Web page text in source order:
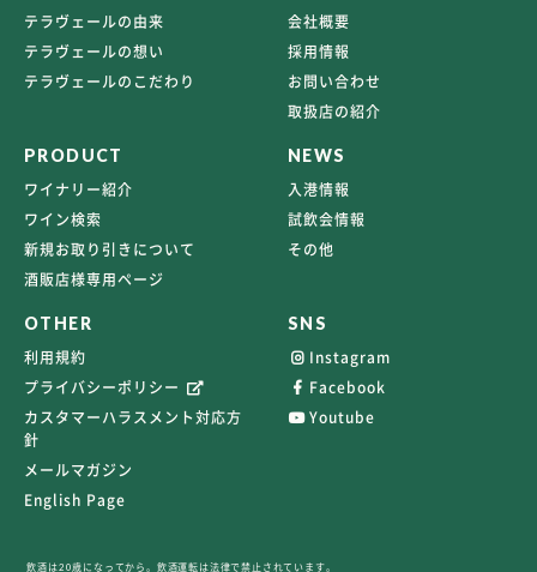
テラヴェールの由来
テラヴェールの想い
テラヴェールのこだわり
会社概要
採用情報
お問い合わせ
取扱店の紹介
PRODUCT
ワイナリー紹介
ワイン検索
新規お取り引きについて
酒販店様専用ページ
NEWS
入港情報
試飲会情報
その他
OTHER
利用規約
プライバシーポリシー
カスタマーハラスメント対応方
針
メールマガジン
English Page
SNS
Instagram
Facebook
Youtube
飲酒は20歳になってから。飲酒運転は法律で禁止されています。